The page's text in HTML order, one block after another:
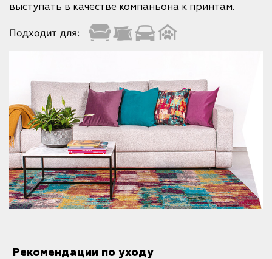
выступать в качестве компаньона к принтам.
Подходит для:
Рекомендации по уходу